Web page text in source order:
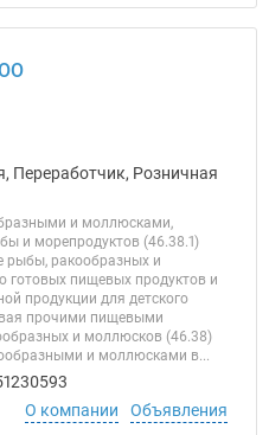
Переработчик, Розничная
и моллюсками,
и морепродуктов (46.38.1)
рыбы, ракообразных и
готовых пищевых продуктов и
продукции для детского
прочими пищевыми
и моллюсков (46.38)
и моллюсками в...
О компании
Объявления